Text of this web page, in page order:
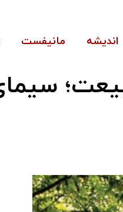
اندیشه مانیفست